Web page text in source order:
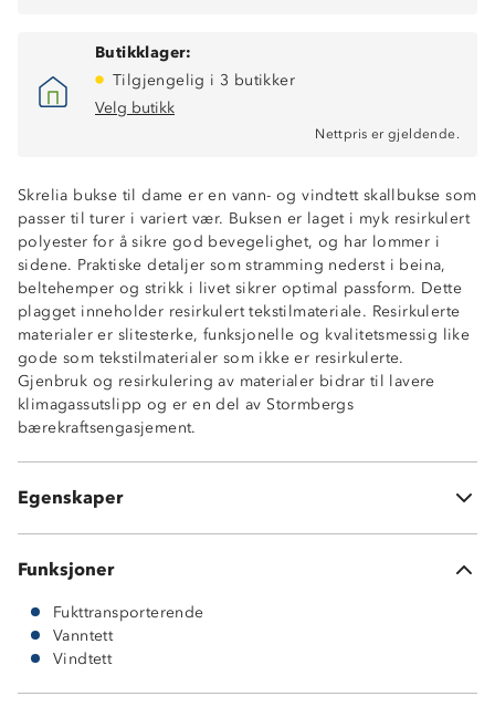
Butikklager:
Tilgjengelig i 3 butikker
Velg butikk
Nettpris er gjeldende.
Skrelia bukse til dame er en vann- og vindtett skallbukse som
passer til turer i variert vær. Buksen er laget i myk resirkulert
polyester for å sikre god bevegelighet, og har lommer i
sidene. Praktiske detaljer som stramming nederst i beina,
beltehemper og strikk i livet sikrer optimal passform. Dette
plagget inneholder resirkulert tekstilmateriale. Resirkulerte
materialer er slitesterke, funksjonelle og kvalitetsmessig like
gode som tekstilmaterialer som ikke er resirkulerte.
Gjenbruk og resirkulering av materialer bidrar til lavere
klimagassutslipp og er en del av Stormbergs
bærekraftsengasjement.
Egenskaper
Vindtett
Vanntett, 12 000 mm vannsøyle
Fukttransporterende, 6 000 g/m2/ 24t
Tapede sømmer
Meshfôr
To lommer med borrelåslukking
Strikk i sidene av livet
Dobbel knepping i front
Beltehemper
ProreTex 12-6 membran
Funksjoner
Fukttransporterende
Vanntett
Vindtett